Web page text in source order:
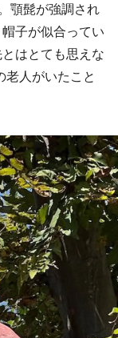
顎髭が強調され
子が似合ってい
はとても思えな
人がいたこと